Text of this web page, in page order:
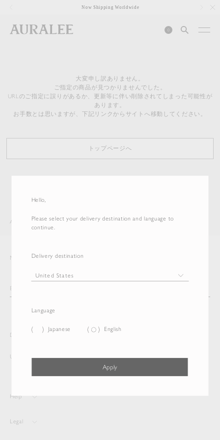
Hello,
Please select your delivery destination and language to
continue.
Delivery destination
Language
Japanese English
Apply
Now Shipping Worldwide
0
大変申し訳ありません。
ご指定の商品が見つかりませんでした。
URLのご指定に誤りがあるか、更新等に伴い削除されてしまった可能性が
あります。
お手数とは思いますが、下記リンクからサイトへ移動してください。
トップページへ
AURALEE ITEM
Newsletter
Delivery destination and Language
United States English
Help
Legal